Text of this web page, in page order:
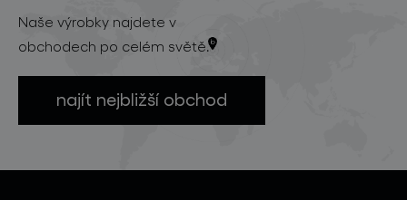
Naše výrobky najdete v
obchodech po celém světě.
najít nejbližší obchod